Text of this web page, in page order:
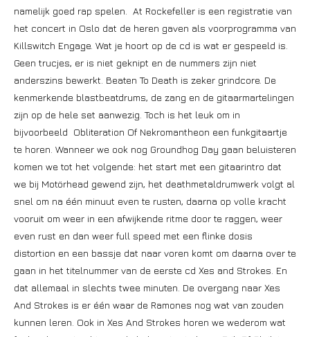
namelijk goed rap spelen. At Rockefeller is een registratie van
het concert in Oslo dat de heren gaven als voorprogramma van
Killswitch Engage. Wat je hoort op de cd is wat er gespeeld is.
Geen trucjes, er is niet geknipt en de nummers zijn niet
anderszins bewerkt. Beaten To Death is zeker grindcore. De
kenmerkende blastbeatdrums, de zang en de gitaarmartelingen
zijn op de hele set aanwezig. Toch is het leuk om in
bijvoorbeeld Obliteration Of Nekromantheon een funkgitaartje
te horen. Wanneer we ook nog Groundhog Day gaan beluisteren
komen we tot het volgende: het start met een gitaarintro dat
we bij Motörhead gewend zijn, het deathmetaldrumwerk volgt al
snel om na één minuut even te rusten, daarna op volle kracht
vooruit om weer in een afwijkende ritme door te raggen, weer
even rust en dan weer full speed met een flinke dosis
distortion en een bassje dat naar voren komt om daarna over te
gaan in het titelnummer van de eerste cd Xes and Strokes. En
dat allemaal in slechts twee minuten. De overgang naar Xes
And Strokes is er één waar de Ramones nog wat van zouden
kunnen leren. Ook in Xes And Strokes horen we wederom wat